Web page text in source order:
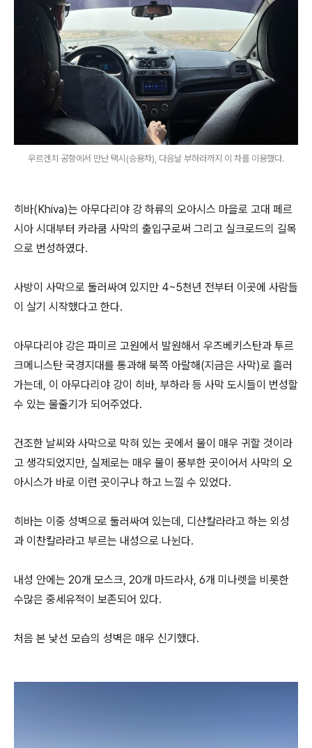
우르겐치 공항에서 만난 택시(승용차), 다음날 부하라까지 이 차를 이용했다.
히바(Khiva)는 아무다리야 강 하류의 오아시스 마을로 고대 페르
시아 시대부터 카라쿰 사막의 출입구로써 그리고 실크로드의 길목
으로 번성하였다.
사방이 사막으로 둘러싸여 있지만 4~5천년 전부터 이곳에 사람들
이 살기 시작했다고 한다.
아무다리야 강은 파미르 고원에서 발원해서 우즈베키스탄과 투르
크메니스탄 국경지대를 통과해 북쪽 아랄해(지금은 사막)로 흘러
가는데, 이 아무다리야 강이 히바, 부하라 등 사막 도시들이 번성할
수 있는 물줄기가 되어주었다.
건조한 날씨와 사막으로 막혀 있는 곳에서 물이 매우 귀할 것이라
고 생각되었지만, 실제로는 매우 물이 풍부한 곳이어서 사막의 오
아시스가 바로 이런 곳이구나 하고 느낄 수 있었다.
히바는 이중 성벽으로 둘러싸여 있는데, 디샨칼라라고 하는 외성
과 이찬칼라라고 부르는 내성으로 나뉜다.
내성 안에는 20개 모스크, 20개 마드라사, 6개 미나렛을 비롯한
수많은 중세유적이 보존되어 있다.
처음 본 낯선 모습의 성벽은 매우 신기했다.